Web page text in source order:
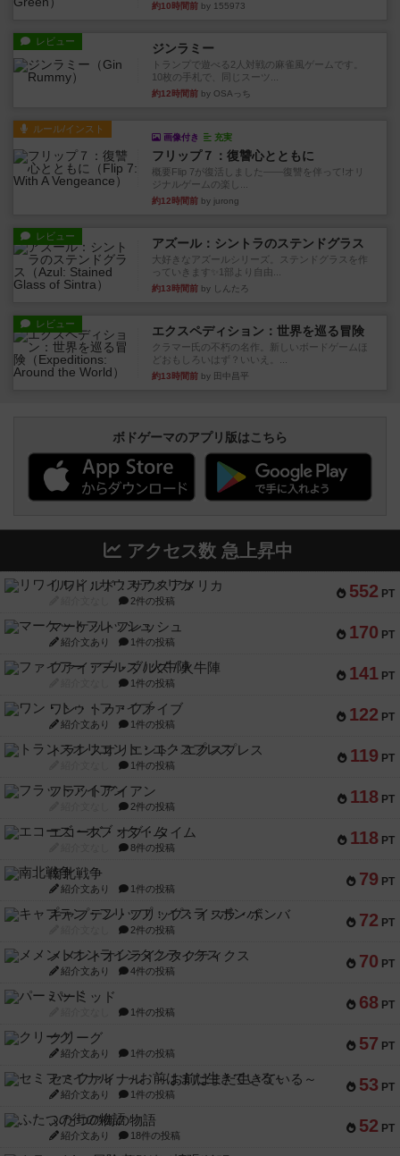
約10時間前 by 155973
レビュー ジンラミー
トランプで遊べる2人対戦の麻雀風ゲームです。
10枚の手札で、同じスーツ...
約12時間前 by OSAっち
ルール/インスト
画像付き 充実
フリップ７：復讐心とともに
概要Flip 7が復活しました――復讐を伴って!オリ
ジナルゲームの楽し...
約12時間前 by jurong
レビュー アズール：シントラのステンドグラス
大好きなアズールシリーズ。ステンドグラスを作
っていきます✨1部より自由...
約13時間前 by しんたろ
レビュー エクスペディション：世界を巡る冒険
クラマー氏の不朽の名作。新しいボードゲームほ
どおもしろいはず？いいえ。...
約13時間前 by 田中昌平
ボドゲーマのアプリ版はこちら
アクセス数 急上昇中
552 PT
リワイルド：サウスアメリカ
2件の投稿
170 PT
マーケットフレッシュ
紹介文あり 1件の投稿
141 PT
ファイアー・ブルズ / 火牛陣
1件の投稿
122 PT
ワン・トゥ・ファイブ
紹介文あり 1件の投稿
119 PT
トランスオリエント・エクスプレス
1件の投稿
118 PT
フラットアイアン
2件の投稿
118 PT
エコーズ・オブ・タイム
8件の投稿
79 PT
南北戦争
紹介文あり 1件の投稿
72 PT
キャプテン・フリップ：イスラ・ボンバ
2件の投稿
70 PT
メメントオンラインタクティクス
紹介文あり 4件の投稿
68 PT
パーミッド
1件の投稿
57 PT
クリーグ
紹介文あり 1件の投稿
53 PT
セミファイナル ～お前はまだ生きている～
紹介文あり 1件の投稿
52 PT
ふたつの街の物語
紹介文あり 18件の投稿